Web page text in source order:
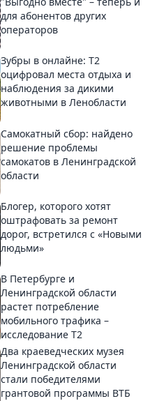
для абонентов других
операторов
Зубры в онлайне: Т2
оцифровал места отдыха и
наблюдения за дикими
животными в Ленобласти
Самокатный сбор: найдено
решение проблемы
самокатов в Ленинградской
области
Блогер, которого хотят
оштрафовать за ремонт
дорог, встретился с «Новыми
людьми»
В Петербурге и
Ленинградской области
растет потребление
мобильного трафика –
исследование T2
Два краеведческих музея
Ленинградской области
стали победителями
грантовой программы ВТБ